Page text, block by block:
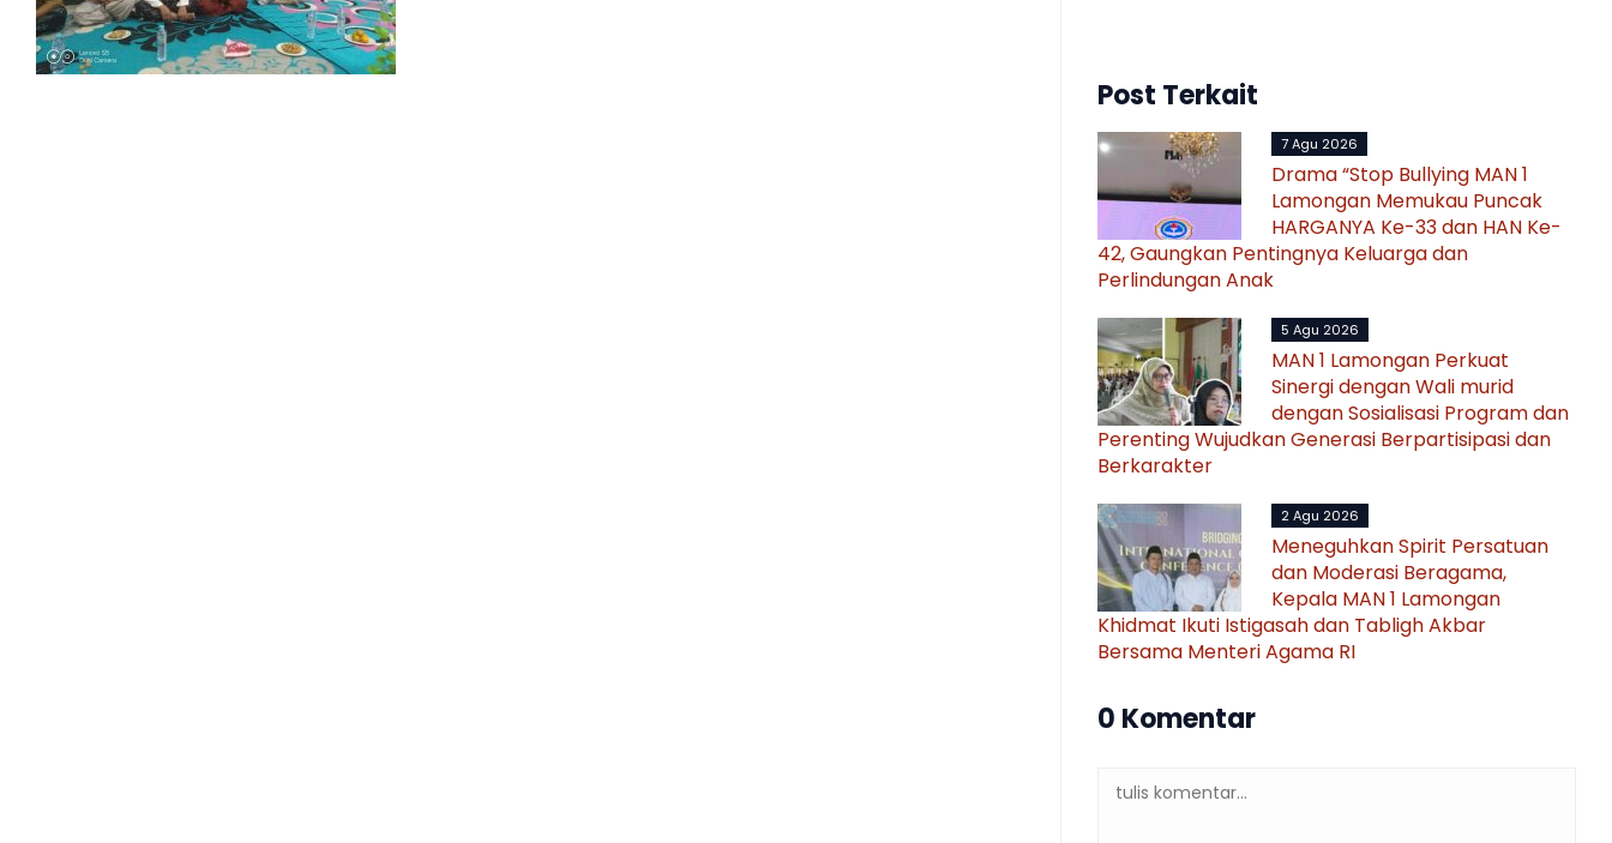
Post Terkait
7 Agu 2026
Drama “Stop Bullying MAN 1
Lamongan Memukau Puncak
HARGANYA Ke-33 dan HAN Ke-
42, Gaungkan Pentingnya Keluarga dan
Perlindungan Anak
5 Agu 2026
MAN 1 Lamongan Perkuat
Sinergi dengan Wali murid
dengan Sosialisasi Program dan
Perenting Wujudkan Generasi Berpartisipasi dan
Berkarakter
2 Agu 2026
Meneguhkan Spirit Persatuan
dan Moderasi Beragama,
Kepala MAN 1 Lamongan
Khidmat Ikuti Istigasah dan Tabligh Akbar
Bersama Menteri Agama RI
0 Komentar